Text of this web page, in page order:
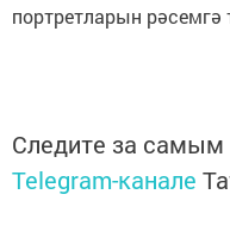
портретларын рәсемгә
Следите за
Telegram-канале